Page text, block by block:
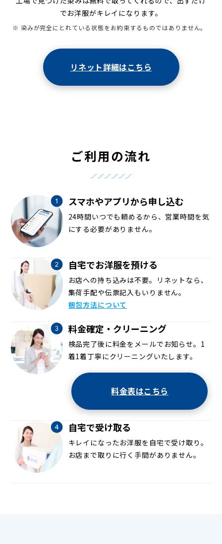
でお洋服がキレイになります。
※ 染みが完全にとれている状態をお約束するものではありません。
リネット詳細はこちら
ご利用の流れ
スマホやアプリから申し込む
24時間いつでも頼めるから、営業時間を気
にする必要がありません。
自宅でお洋服を預ける
お店への持ち込みは不要。リネットなら、
集荷手配や伝票記入もいりません。
梱包方法について
料金確定・クリーニング
検品完了後に料金をメールでお知らせ。1
着1着丁寧にクリーニングいたします。
料金表はこちら
自宅で受け取る
キレイになったお洋服を自宅で受け取り。
お店まで取りに行く手間がありません。